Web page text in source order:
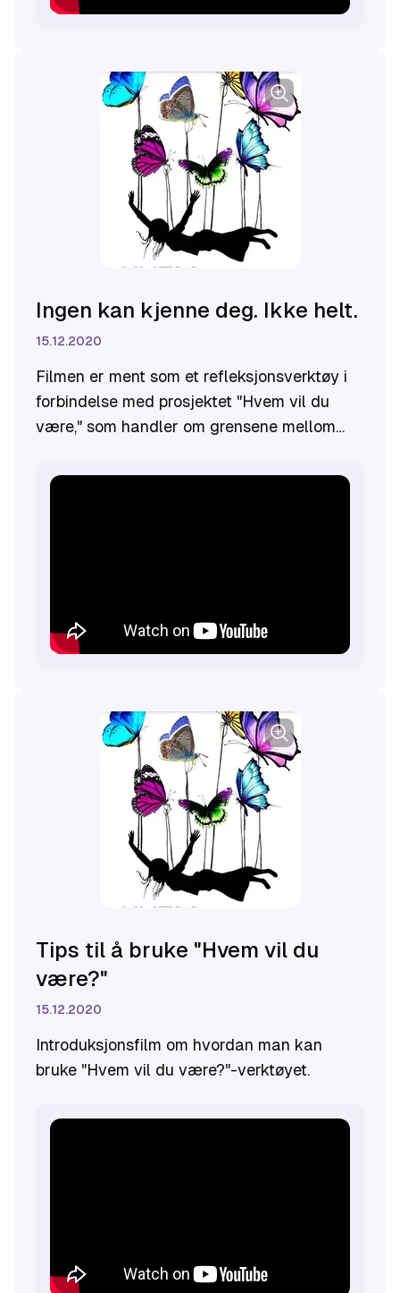
Ingen kan kjenne deg. Ikke helt.
15.12.2020
​Filmen er ment som et refleksjonsverktøy i
forbindelse med prosjektet "Hvem vil du
være," som handler om grensene mellom
møter vi Sara og ulike mennesker som
Tips til å bruke "Hvem vil du
være?"
15.12.2020
Introduksjonsfilm om hvordan man kan
bruke "Hvem vil du være?"-verktøyet.